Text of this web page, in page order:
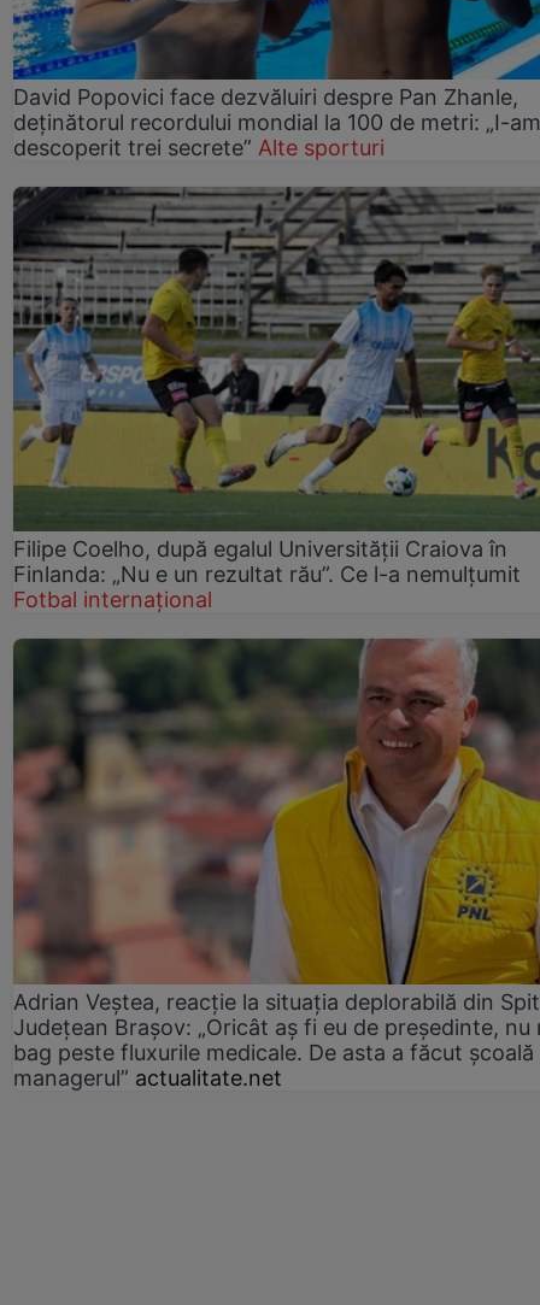
David Popovici face dezvăluiri despre Pan Zhanle,
deținătorul recordului mondial la 100 de metri: „I-am
descoperit trei secrete” Alte sporturi
Filipe Coelho, după egalul Universității Craiova în
Finlanda: „Nu e un rezultat rău”. Ce l-a nemulțumit
Fotbal internațional
Adrian Veștea, reacție la situația deplorabilă din
Județean Brașov: „Oricât aș fi eu de președinte, nu
bag peste fluxurile medicale. De asta a făcut școală
managerul” actualitate.net